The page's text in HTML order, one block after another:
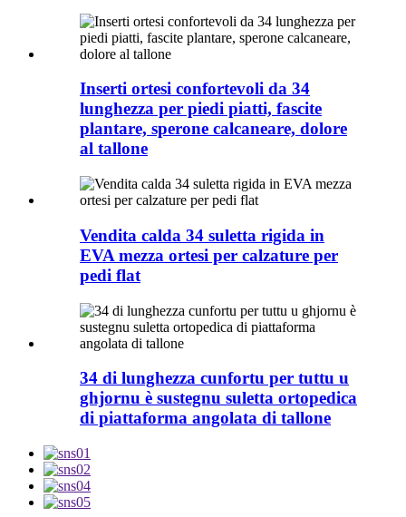
Inserti ortesi confortevoli da 34
lunghezza per piedi piatti, fascite
plantare, sperone calcaneare, dolore
al tallone
Vendita calda 34 suletta rigida in
EVA mezza ortesi per calzature per
pedi flat
34 di lunghezza cunfortu per tuttu u
ghjornu è sustegnu suletta ortopedica
di piattaforma angolata di tallone